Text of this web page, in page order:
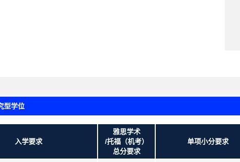
型学位
入学要求
雅思学术
/托福（机考）
总分要求
单项小分要求